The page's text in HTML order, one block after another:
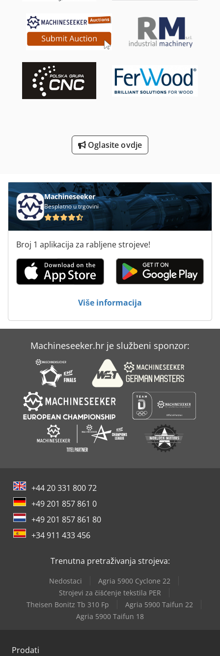
Cnc Ruter Za Drvo
Cnc Stroj Za Obradu Drva
Cnc Za Drvo
Cnc Za Obradu Drva
Prihvat Alata Sk 40 Oglasite ovdje
Machineseeker
Besplatno u trgovini
Broj 1 aplikacija za rabljene strojeve!
Više informacija
Machineseeker.hr je službeni sponzor:
+44 20 331 800 72
+49 201 857 861 0
+49 201 857 861 80
+34 911 433 456
Trenutna pretraživanja strojeva:
Nedostaci
Agria 5900 Cyclone 22
Strojevi za čišćenje tekstila PER
Theisen Bonitz Tb 310 Fp
Agria 5900 Taifun 22
Agria 5900 Taifun 18
Prodati